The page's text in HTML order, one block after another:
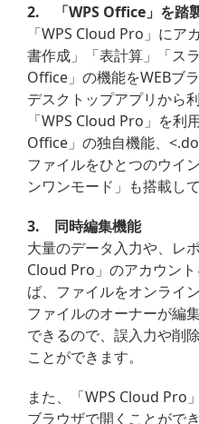
2. 「WPS Office」を踏
「WPS Cloud Pro」にア
書作成」「表計算」「ス
Office」の機能をWEBブ
デスクトップアプリから
「WPS Cloud Pro」を利
Office」の独自機能、
ファイルをひとつのウイ
ンワンモード」も搭載して
3. 同時編集機能
大量のデータ入力や、レ
Cloud Pro」のアカウン
ば、ファイルをオンライ
ファイルのオーナーが編
できるので、誤入力や削
ことができます。
また、「WPS Cloud Pro
ブラウザで開くことがで